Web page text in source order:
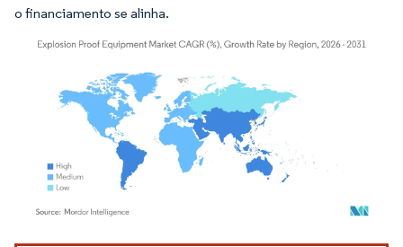
o financiamento se alinha.